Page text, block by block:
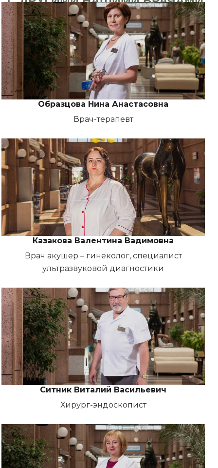
Образцова Нина Анастасовна
Врач-терапевт
Казакова Валентина Вадимовна
Врач акушер – гинеколог, специалист
ультразвуковой диагностики
Ситник Виталий Васильевич
Хирург-эндоскопист